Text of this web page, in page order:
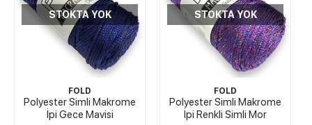
STOKTA YOK
FOLD
Polyester Simli Makrome
İpi Gece Mavisi
STOKTA YOK
FOLD
Polyester Simli Makrome
İpi Renkli Simli Mor